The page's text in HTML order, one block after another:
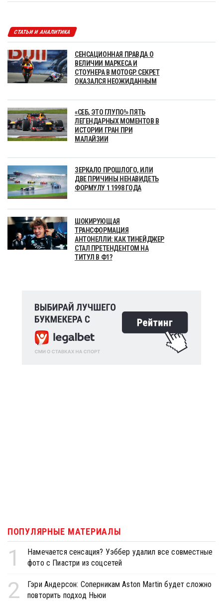
СТАТЬИ И АНАЛИТИКА
СЕНСАЦИОННАЯ ПРАВДА О
ВЕЛИЧИИ МАРКЕСА И
СТОУНЕРА В MOTOGP. СЕКРЕТ
ОКАЗАЛСЯ НЕОЖИДАННЫМ
«СЕБ, ЭТО ГЛУПО!» ПЯТЬ
ЛЕГЕНДАРНЫХ МОМЕНТОВ В
ИСТОРИИ ГРАН ПРИ
МАЛАЙЗИИ
ЗЕРКАЛО ПРОШЛОГО, ИЛИ
ДВЕ ПРИЧИНЫ НЕНАВИДЕТЬ
ФОРМУЛУ 1 1998 ГОДА
ШОКИРУЮЩАЯ
ТРАНСФОРМАЦИЯ
АНТОНЕЛЛИ: КАК ТИНЕЙДЖЕР
СТАЛ ПРЕТЕНДЕНТОМ НА
ТИТУЛ В Ф1?
ПОПУЛЯРНЫЕ МАТЕРИАЛЫ
1
Намечается сенсация? Уэббер удалил все совместные
фото с Пиастри из соцсетей
2
Гэри Андерсон: Соперникам Aston Martin будет сложно
повторить подход Ньюи